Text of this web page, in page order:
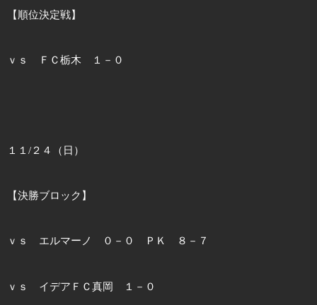
【順位決定戦】
ｖｓ ＦＣ栃木 １－０
１１/２４（日）
【決勝ブロック】
ｖｓ エルマーノ ０－０ ＰＫ ８－７
ｖｓ イデアＦＣ真岡 １－０